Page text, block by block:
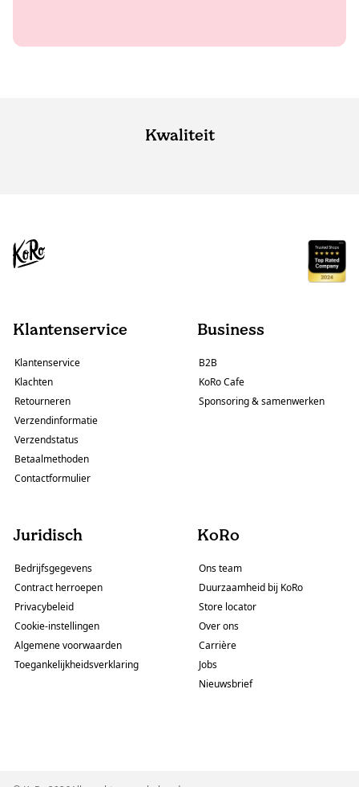
Kwaliteit
Klantenservice
Klantenservice
Klachten
Retourneren
Verzendinformatie
Verzendstatus
Betaalmethoden
Contactformulier
Business
B2B
KoRo Cafe
Sponsoring & samenwerken
Juridisch
Bedrijfsgegevens
Contract herroepen
Privacybeleid
Cookie-instellingen
Algemene voorwaarden
Toegankelijkheidsverklaring
KoRo
Ons team
Duurzaamheid bij KoRo
Store locator
Over ons
Carrière
Jobs
Nieuwsbrief